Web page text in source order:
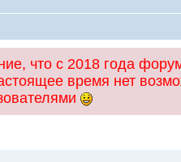
что с 2018 года
время нет